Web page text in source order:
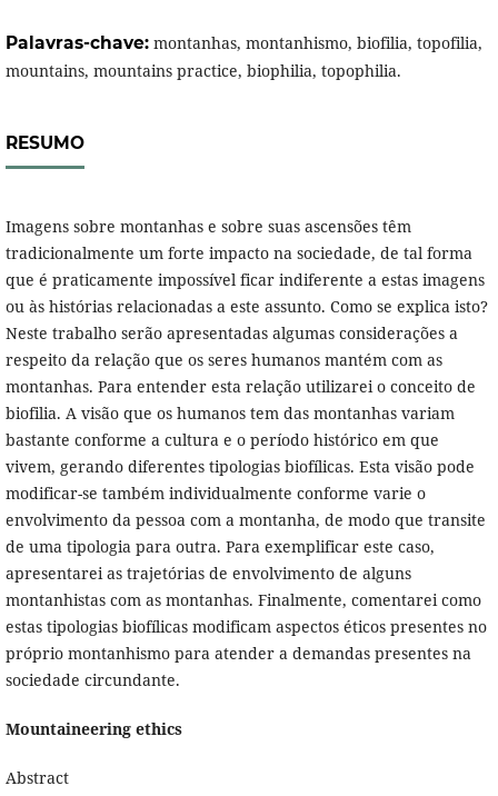
Palavras-chave: montanhas, montanhismo, biofilia, topofilia,
mountains, mountains practice, biophilia, topophilia.
RESUMO
Imagens sobre montanhas e sobre suas ascensões têm
tradicionalmente um forte impacto na sociedade, de tal forma
que é praticamente impossível ficar indiferente a estas imagens
ou às histórias relacionadas a este assunto. Como se explica isto?
Neste trabalho serão apresentadas algumas considerações a
respeito da relação que os seres humanos mantém com as
montanhas. Para entender esta relação utilizarei o conceito de
biofilia. A visão que os humanos tem das montanhas variam
bastante conforme a cultura e o período histórico em que
vivem, gerando diferentes tipologias biofílicas. Esta visão pode
modificar-se também individualmente conforme varie o
envolvimento da pessoa com a montanha, de modo que transite
de uma tipologia para outra. Para exemplificar este caso,
apresentarei as trajetórias de envolvimento de alguns
montanhistas com as montanhas. Finalmente, comentarei como
estas tipologias biofílicas modificam aspectos éticos presentes no
próprio montanhismo para atender a demandas presentes na
sociedade circundante.
Mountaineering ethics
Abstract